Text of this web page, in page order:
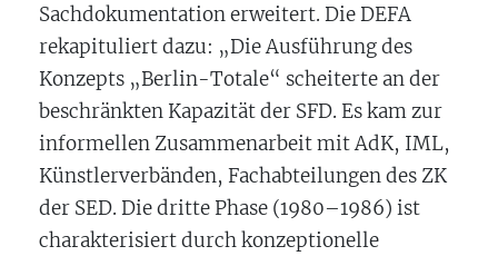
Sachdokumentation erweitert. Die DEFA
rekapituliert dazu: „Die Ausführung des
Konzepts „Berlin-Totale“ scheiterte an der
beschränkten Kapazität der SFD. Es kam zur
informellen Zusammenarbeit mit AdK, IML,
Künstlerverbänden, Fachabteilungen des ZK
der SED. Die dritte Phase (1980–1986) ist
charakterisiert durch konzeptionelle